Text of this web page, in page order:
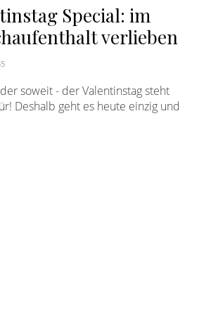
Special: im
verlieben
soweit - der Valentinstag steht
Deshalb geht es heute einzig und